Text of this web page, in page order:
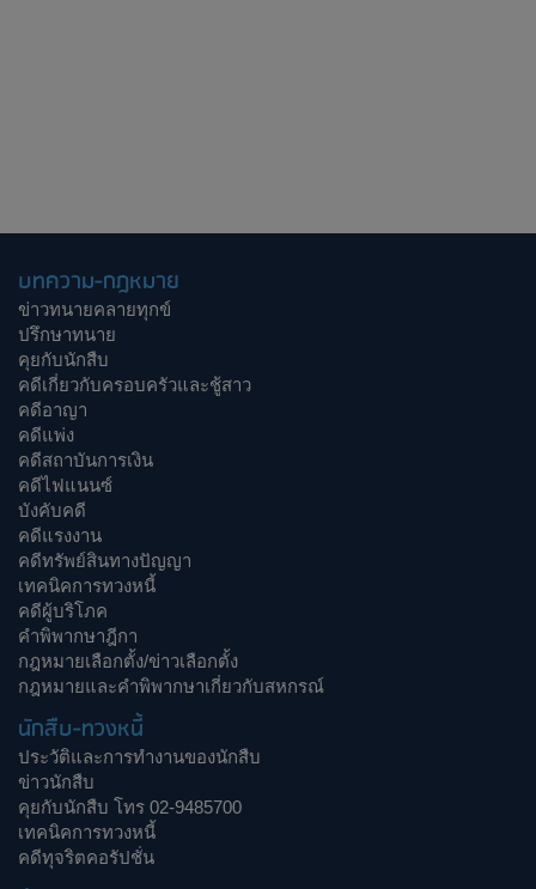
บทความ-กฎหมาย
ข่าวทนายคลายทุกข์
ปรึกษาทนาย
คุยกับนักสืบ
คดีเกี่ยวกับครอบครัวและชู้สาว
คดีอาญา
คดีแพ่ง
คดีสถาบันการเงิน
คดีไฟแนนซ์
บังคับคดี
คดีแรงงาน
คดีทรัพย์สินทางปัญญา
เทคนิคการทวงหนี้
คดีผู้บริโภค
คำพิพากษาฎีกา
กฎหมายเลือกตั้ง/ข่าวเลือกตั้ง
กฎหมายและคำพิพากษาเกี่ยวกับสหกรณ์
นักสืบ-ทวงหนี้
ประวัติและการทำงานของนักสืบ
ข่าวนักสืบ
คุยกับนักสืบ โทร 02-9485700
เทคนิคการทวงหนี้
คดีทุจริตคอรัปชั่น